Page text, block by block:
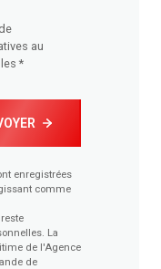
au
*
enregistrées
comme
La
de l'Agence
de